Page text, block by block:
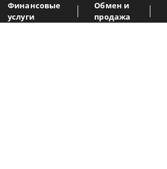
Финансовые
услуги
Обмен и
продажа